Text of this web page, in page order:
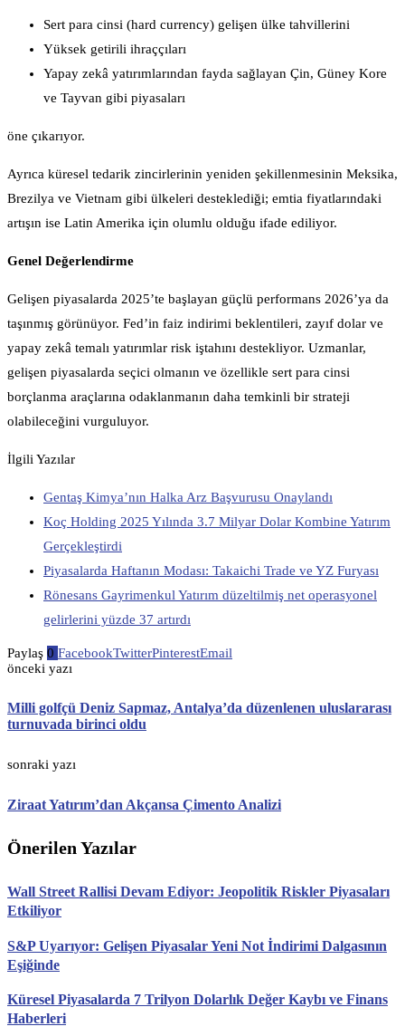
Sert para cinsi (hard currency) gelişen ülke tahvillerini
Yüksek getirili ihraççıları
Yapay zekâ yatırımlarından fayda sağlayan Çin, Güney Kore
ve Tayvan gibi piyasaları
öne çıkarıyor.
Ayrıca küresel tedarik zincirlerinin yeniden şekillenmesinin Meksika,
Brezilya ve Vietnam gibi ülkeleri desteklediği; emtia fiyatlarındaki
artışın ise Latin Amerika için olumlu olduğu ifade ediliyor.
Genel Değerlendirme
Gelişen piyasalarda 2025’te başlayan güçlü performans 2026’ya da
taşınmış görünüyor. Fed’in faiz indirimi beklentileri, zayıf dolar ve
yapay zekâ temalı yatırımlar risk iştahını destekliyor. Uzmanlar,
gelişen piyasalarda seçici olmanın ve özellikle sert para cinsi
borçlanma araçlarına odaklanmanın daha temkinli bir strateji
olabileceğini vurguluyor.
İlgili Yazılar
Gentaş Kimya’nın Halka Arz Başvurusu Onaylandı
Koç Holding 2025 Yılında 3.7 Milyar Dolar Kombine Yatırım
Gerçekleştirdi
Piyasalarda Haftanın Modası: Takaichi Trade ve YZ Furyası
Rönesans Gayrimenkul Yatırım düzeltilmiş net operasyonel
gelirlerini yüzde 37 artırdı
Paylaş 0 FacebookTwitterPinterestEmail
önceki yazı
Milli golfçü Deniz Sapmaz, Antalya’da düzenlenen uluslararası
turnuvada birinci oldu
sonraki yazı
Ziraat Yatırım’dan Akçansa Çimento Analizi
Önerilen Yazılar
Wall Street Rallisi Devam Ediyor: Jeopolitik Riskler Piyasaları
Etkiliyor
S&P Uyarıyor: Gelişen Piyasalar Yeni Not İndirimi Dalgasının
Eşiğinde
Küresel Piyasalarda 7 Trilyon Dolarlık Değer Kaybı ve Finans
Haberleri